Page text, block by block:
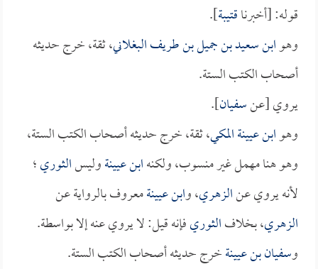
قوله: [أخبرناقتيبة].
وهوابن سعيد بن جميل بن طريف البغلاني، ثقة، خرج حديثه
أصحاب الكتب الستة.
يروي [عنسفيان].
وهوابن عيينة المكي، ثقة، خرج حديثه أصحاب الكتب الستة،
وهو هنا مهمل غير منسوب، ولكنهابن عيينةوليسالثوري؛
لأنه يروي عنالزهري، وابن عيينةمعروف بالرواية عن
الزهري، بخلافالثوريفإنه قيل: لا يروي عنه إلا بواسطة.
وسفيان بن عيينةخرج حديثه أصحاب الكتب الستة.